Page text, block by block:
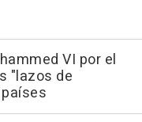
VI por el
"lazos de